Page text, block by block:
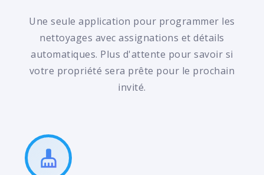
Une seule application pour programmer les
nettoyages avec assignations et détails
automatiques. Plus d'attente pour savoir si
votre propriété sera prête pour le prochain
invité.
cleaning_services